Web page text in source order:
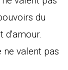
du
d'amour.
ne valent pas